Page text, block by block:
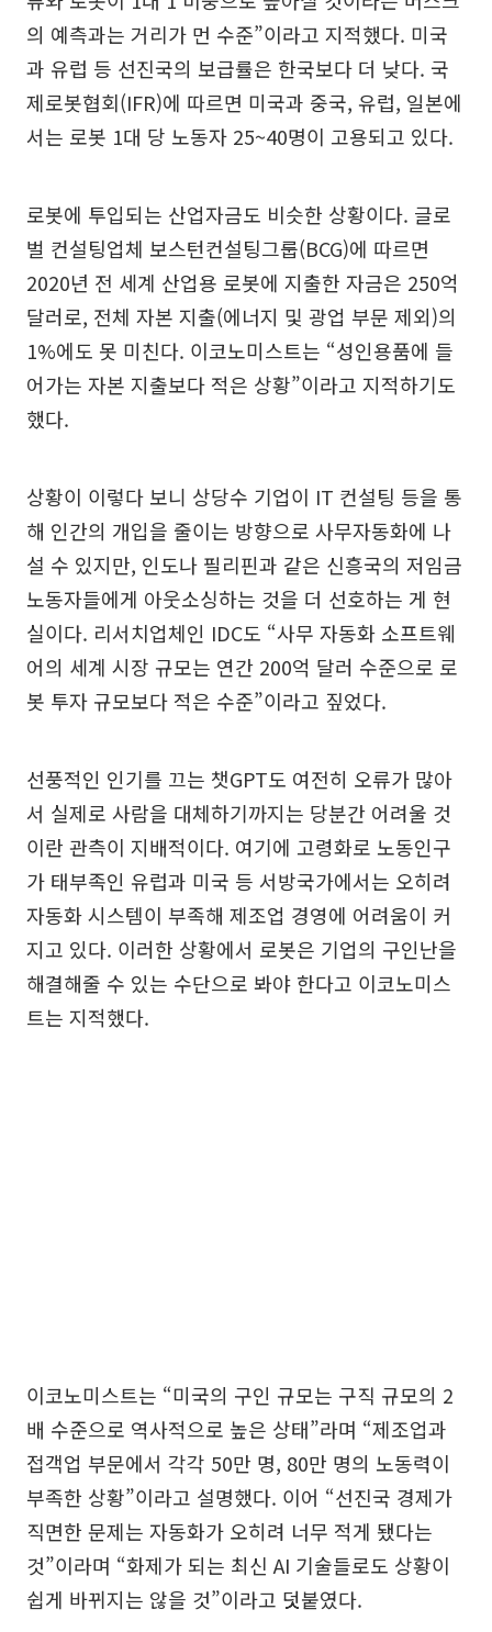
의 예측과는 거리가 먼 수준”이라고 지적했다. 미국
과 유럽 등 선진국의 보급률은 한국보다 더 낮다. 국
제로봇협회(IFR)에 따르면 미국과 중국, 유럽, 일본에
서는 로봇 1대 당 노동자 25~40명이 고용되고 있다.
로봇에 투입되는 산업자금도 비슷한 상황이다. 글로
벌 컨설팅업체 보스턴컨설팅그룹(BCG)에 따르면
2020년 전 세계 산업용 로봇에 지출한 자금은 250억
달러로, 전체 자본 지출(에너지 및 광업 부문 제외)의
1%에도 못 미친다. 이코노미스트는 “성인용품에 들
어가는 자본 지출보다 적은 상황”이라고 지적하기도
했다.
상황이 이렇다 보니 상당수 기업이 IT 컨설팅 등을 통
해 인간의 개입을 줄이는 방향으로 사무자동화에 나
설 수 있지만, 인도나 필리핀과 같은 신흥국의 저임금
노동자들에게 아웃소싱하는 것을 더 선호하는 게 현
실이다. 리서치업체인 IDC도 “사무 자동화 소프트웨
어의 세계 시장 규모는 연간 200억 달러 수준으로 로
봇 투자 규모보다 적은 수준”이라고 짚었다.
선풍적인 인기를 끄는 챗GPT도 여전히 오류가 많아
서 실제로 사람을 대체하기까지는 당분간 어려울 것
이란 관측이 지배적이다. 여기에 고령화로 노동인구
가 태부족인 유럽과 미국 등 서방국가에서는 오히려
자동화 시스템이 부족해 제조업 경영에 어려움이 커
지고 있다. 이러한 상황에서 로봇은 기업의 구인난을
해결해줄 수 있는 수단으로 봐야 한다고 이코노미스
트는 지적했다.
이코노미스트는 “미국의 구인 규모는 구직 규모의 2
배 수준으로 역사적으로 높은 상태”라며 “제조업과
접객업 부문에서 각각 50만 명, 80만 명의 노동력이
부족한 상황”이라고 설명했다. 이어 “선진국 경제가
직면한 문제는 자동화가 오히려 너무 적게 됐다는
것”이라며 “화제가 되는 최신 AI 기술들로도 상황이
쉽게 바뀌지는 않을 것”이라고 덧붙였다.